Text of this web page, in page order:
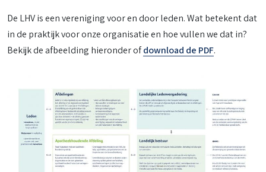
De LHV is een vereniging voor en door leden. Wat betekent dat
in de praktijk voor onze organisatie en hoe vullen we dat in?
Bekijk de afbeelding hieronder ofdownload de PDF.